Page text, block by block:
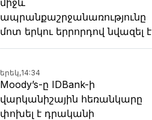
ապրանքաշրջանառությունը
մոտ երկու երրորդով նվազել է
երեկ,14:34
Moody’s-ը IDBank-ի
վարկանիշային հեռանկարը
փոխել է դրականի